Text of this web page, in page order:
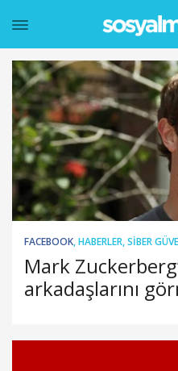
FACEBOOK,HABERLER,SIBER
Mark
arkadaşlarını